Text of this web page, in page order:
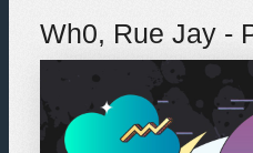
Wh0, Rue Jay -